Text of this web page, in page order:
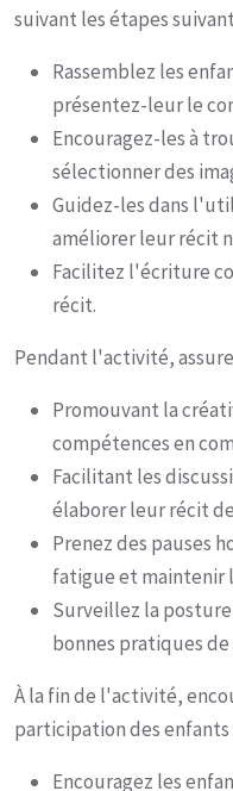
suivant les étapes
Rassemblez les
présentez-leur le
Encouragez-les à
sélectionner des
Guidez-les dans
améliorer leur récit
Facilitez l'écriture
récit.
Pendant l'activité,
Promouvant la
compétences en
Facilitant les
élaborer leur récit
Prenez des pauses
fatigue et maintenir
Surveillez la
bonnes pratiques
À la fin de l'activité,
participation des enfants
Encouragez les